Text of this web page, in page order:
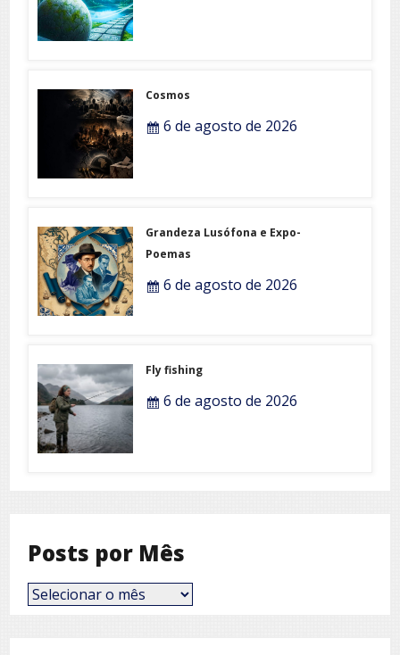
Cosmos
6 de agosto de 2026
Grandeza Lusófona e Expo-
Poemas
6 de agosto de 2026
Fly fishing
6 de agosto de 2026
Posts por Mês
Posts
por